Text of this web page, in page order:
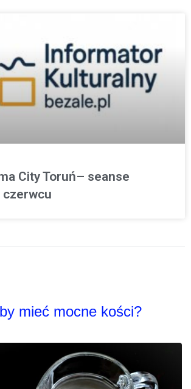
City Toruń– seanse
mieć mocne kości?